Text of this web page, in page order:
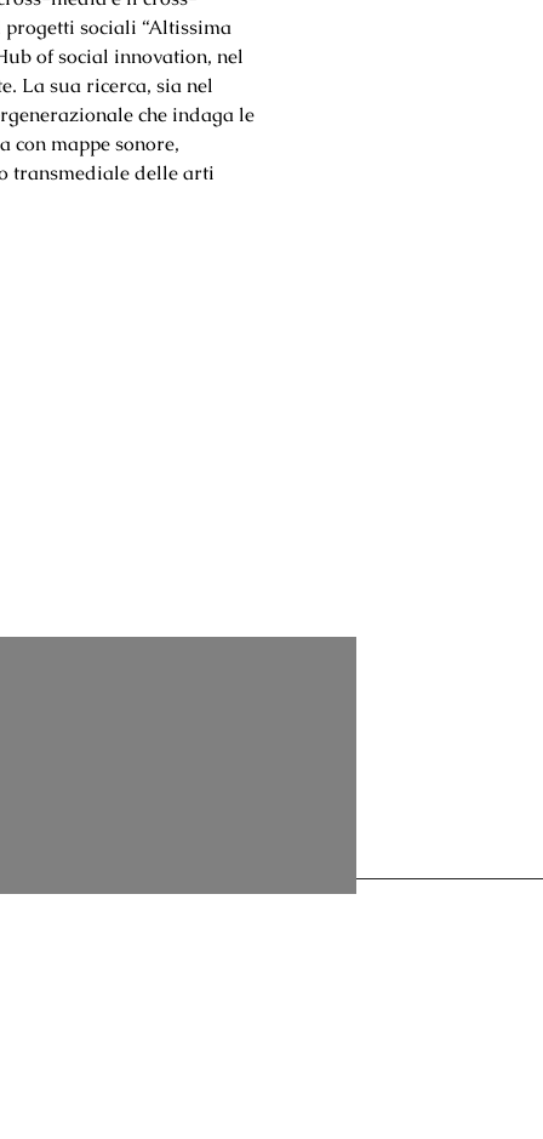
sociali “Altissima
of social innovation, nel
La sua ricerca, sia nel
che indaga le
mappe sonore,
transmediale delle arti